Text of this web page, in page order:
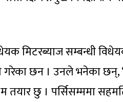
मिटरब्याज सम्बन्धी
छन । उनले भनेका छन्,
छु । पर्सिसम्ममा